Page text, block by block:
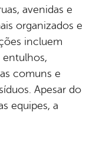
avenidas e
organizados e
incluem
entulhos,
comuns e
Apesar do
equipes, a